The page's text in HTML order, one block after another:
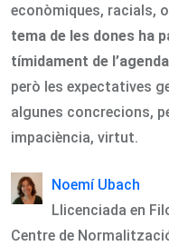
econòmiques, racials,
tema de les dones ha
tímidament de
però les expectatives
algunes concrecions,
impaciència, virtut.
Noemí Ubach
Llicenciada en
Centre de